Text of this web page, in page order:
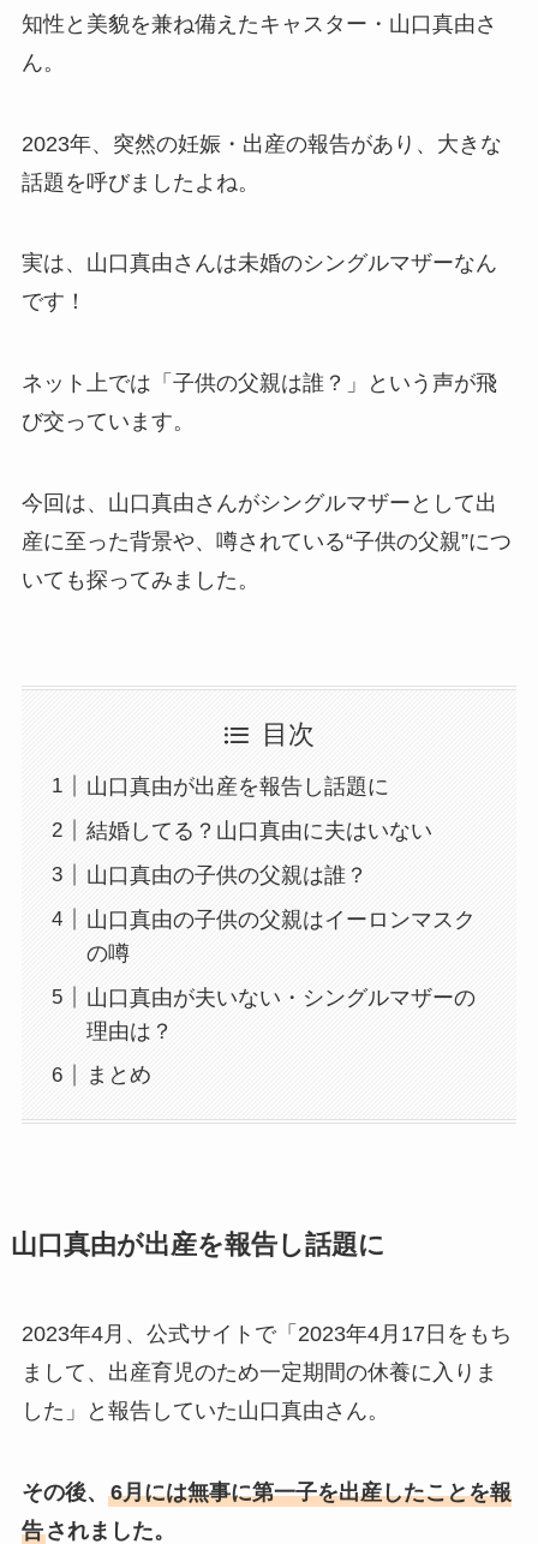
知性と美貌を兼ね備えたキャスター・山口真由さ
ん。
2023年、突然の妊娠・出産の報告があり、大きな
話題を呼びましたよね。
実は、山口真由さんは未婚のシングルマザーなん
です！
ネット上では「子供の父親は誰？」という声が飛
び交っています。
今回は、山口真由さんがシングルマザーとして出
産に至った背景や、噂されている“子供の父親”につ
いても探ってみました。
目次
山口真由が出産を報告し話題に
結婚してる？山口真由に夫はいない
山口真由の子供の父親は誰？
山口真由の子供の父親はイーロンマスク
の噂
山口真由が夫いない・シングルマザーの
理由は？
まとめ
山口真由が出産を報告し話題に
2023年4月、公式サイトで「2023年4月17日をもち
まして、出産育児のため一定期間の休養に入りま
した」と報告していた山口真由さん。
その後、 6月には無事に第一子を出産したことを報
告されました。